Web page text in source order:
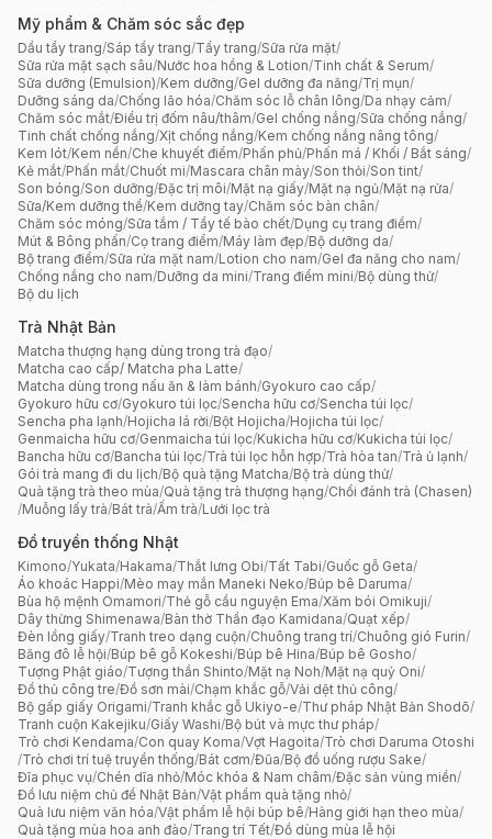
Mỹ phẩm & Chăm sóc sắc đẹp
Dầu tẩy trang/Sáp tẩy trang/Tẩy trang/Sữa rửa mặt/
Sữa rửa mặt sạch sâu/Nước hoa hồng & Lotion/Tinh chất & Serum/
Sữa dưỡng (Emulsion)/Kem dưỡng/Gel dưỡng đa năng/Trị mụn/
Dưỡng sáng da/Chống lão hóa/Chăm sóc lỗ chân lông/Da nhạy cảm/
Chăm sóc mắt/Điều trị đốm nâu/thâm/Gel chống nắng/Sữa chống nắng/
Tinh chất chống nắng/Xịt chống nắng/Kem chống nắng nâng tông/
Kem lót/Kem nền/Che khuyết điểm/Phấn phủ/Phấn má / Khối / Bắt sáng/
Kẻ mắt/Phấn mắt/Chuốt mi/Mascara chân mày/Son thỏi/Son tint/
Son bóng/Son dưỡng/Đặc trị môi/Mặt nạ giấy/Mặt nạ ngủ/Mặt nạ rửa/
Sữa/Kem dưỡng thể/Kem dưỡng tay/Chăm sóc bàn chân/
Chăm sóc móng/Sữa tắm / Tẩy tế bào chết/Dụng cụ trang điểm/
Mút & Bông phấn/Cọ trang điểm/Máy làm đẹp/Bộ dưỡng da/
Bộ trang điểm/Sữa rửa mặt nam/Lotion cho nam/Gel đa năng cho nam/
Chống nắng cho nam/Dưỡng da mini/Trang điểm mini/Bộ dùng thử/
Bộ du lịch
Trà Nhật Bản
Matcha thượng hạng dùng trong trà đạo/
Matcha cao cấp/ Matcha pha Latte/
Matcha dùng trong nấu ăn & làm bánh/Gyokuro cao cấp/
Gyokuro hữu cơ/Gyokuro túi lọc/Sencha hữu cơ/Sencha túi lọc/
Sencha pha lạnh/Hojicha lá rời/Bột Hojicha/Hojicha túi lọc/
Genmaicha hữu cơ/Genmaicha túi lọc/Kukicha hữu cơ/Kukicha túi lọc/
Bancha hữu cơ/Bancha túi lọc/Trà túi lọc hỗn hợp/Trà hòa tan/Trà ủ lạnh/
Gói trà mang đi du lịch/Bộ quà tặng Matcha/Bộ trà dùng thử/
Quà tặng trà theo mùa/Quà tặng trà thượng hạng/Chổi đánh trà (Chasen)
/Muỗng lấy trà/Bát trà/Ấm trà/Lưới lọc trà
Đồ truyền thống Nhật
Kimono/Yukata/Hakama/Thắt lưng Obi/Tất Tabi/Guốc gỗ Geta/
Áo khoác Happi/Mèo may mắn Maneki Neko/Búp bê Daruma/
Bùa hộ mệnh Omamori/Thẻ gỗ cầu nguyện Ema/Xăm bói Omikuji/
Dây thừng Shimenawa/Bàn thờ Thần đạo Kamidana/Quạt xếp/
Đèn lồng giấy/Tranh treo dạng cuộn/Chuông trang trí/Chuông gió Furin/
Băng đô lễ hội/Búp bê gỗ Kokeshi/Búp bê Hina/Búp bê Gosho/
Tượng Phật giáo/Tượng thần Shinto/Mặt nạ Noh/Mặt nạ quỷ Oni/
Đồ thủ công tre/Đồ sơn mài/Chạm khắc gỗ/Vải dệt thủ công/
Bộ gấp giấy Origami/Tranh khắc gỗ Ukiyo-e/Thư pháp Nhật Bản Shodō/
Tranh cuộn Kakejiku/Giấy Washi/Bộ bút và mực thư pháp/
Trò chơi Kendama/Con quay Koma/Vợt Hagoita/Trò chơi Daruma Otoshi
/Trò chơi trí tuệ truyền thống/Bát cơm/Đũa/Bộ đồ uống rượu Sake/
Đĩa phục vụ/Chén dĩa nhỏ/Móc khóa & Nam châm/Đặc sản vùng miền/
Đồ lưu niệm chủ đề Nhật Bản/Vật phẩm quà tặng nhỏ/
Quà lưu niệm văn hóa/Vật phẩm lễ hội búp bê/Hàng giới hạn theo mùa/
Quà tặng mùa hoa anh đào/Trang trí Tết/Đồ dùng mùa lễ hội